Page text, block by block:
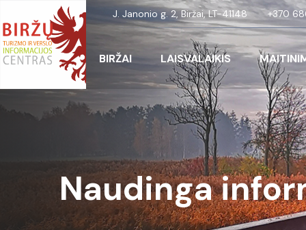
J. Janonio g. 2, Biržai, LT-41148 +370
BIRŽAI LAISVALAIKIS
Naudinga